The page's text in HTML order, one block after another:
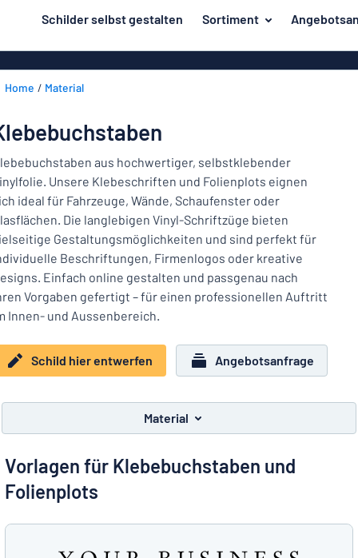
springen
Schilder selbst gestalten Sortiment
Material
Branche
Haus und Heim
Büro und Arbeitsplatz
Verkehr und Fahrzeuge
Aufkleber
Namensschilder
Kennzeichnung
Alle Kategorien anzeigen
Unsere
Bestseller
Herstellung
Material
Branche
Haus
und
Heim
Arbeitsplatz
Alle Kategorien anzeigen
Kundenservice
zum
entwerfen
Home Material
aus hochwertiger, selbstklebender
Unsere Klebeschriften und Folienplots eignen
ideal für Fahrzeuge, Wände, Schaufenster oder
Die langlebigen Vinyl-Schriftzüge bieten
Gestaltungsmöglichkeiten und sind perfekt für
Beschriftungen, Firmenlogos oder kreative
Einfach online gestalten und passgenau nach
Vorgaben gefertigt – für einen professionellen Auftritt
Innen- und Aussenbereich.
Schild hier entwerfen Angebotsanfrage
Material
Vorlagen für Klebebuchstaben und
Folienplots